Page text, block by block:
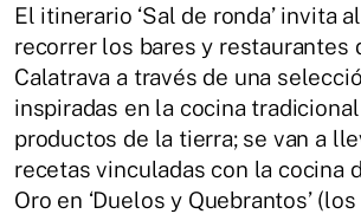
El itinerario ‘Sal de ronda’ invita
recorrer los bares y restaurantes
Calatrava a través de una
inspiradas en la cocina
productos de la tierra; se van a
recetas vinculadas con la cocina
Oro en ‘Duelos y Quebrantos’